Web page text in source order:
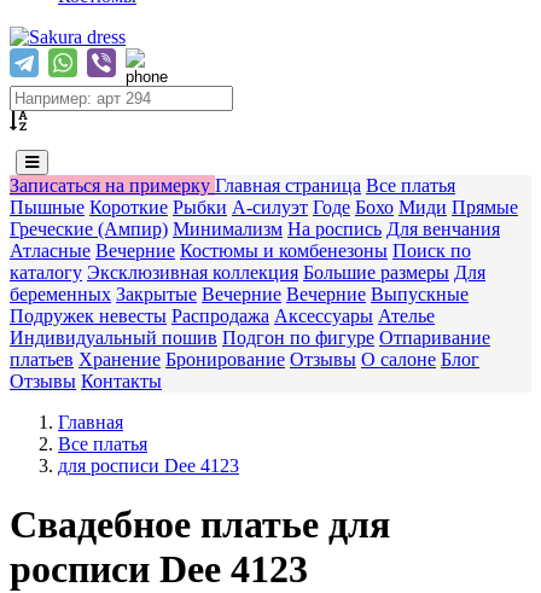
Записаться на примерку Главная страница Все платья
Пышные Короткие Рыбки А-силуэт Годе Бохо Миди Прямые
Греческие (Ампир) Минимализм На роспись Для венчания
Атласные Вечерние Костюмы и комбенезоны Поиск по
каталогу Эксклюзивная коллекция Большие размеры Для
беременных Закрытые Вечерние Вечерние Выпускные
Подружек невесты Распродажа Аксессуары Ателье
Индивидуальный пошив Подгон по фигуре Отпаривание
платьев Хранение Бронирование Отзывы О салоне Блог
Отзывы Контакты
Главная
Все платья
для росписи Dee 4123
Свадебное платье для
росписи Dee 4123